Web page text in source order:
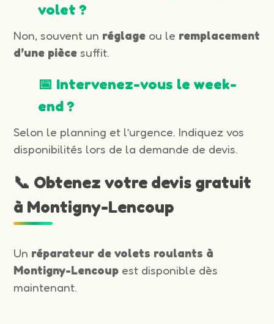
volet ?
Non, souvent un réglage ou le remplacement
d’une pièce suffit.
📅 Intervenez-vous le week-
end ?
Selon le planning et l’urgence. Indiquez vos
disponibilités lors de la demande de devis.
📞 Obtenez votre devis gratuit
à Montigny-Lencoup
Un réparateur de volets roulants à
Montigny-Lencoup est disponible dès
maintenant.